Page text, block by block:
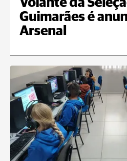
Volante da
Guimarães é
Arsenal